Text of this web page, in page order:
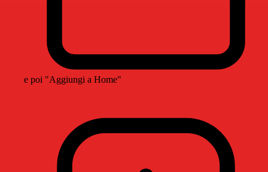
e poi "Aggiungi a Home"